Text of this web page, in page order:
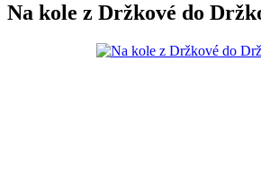
Na kole z Držkové do